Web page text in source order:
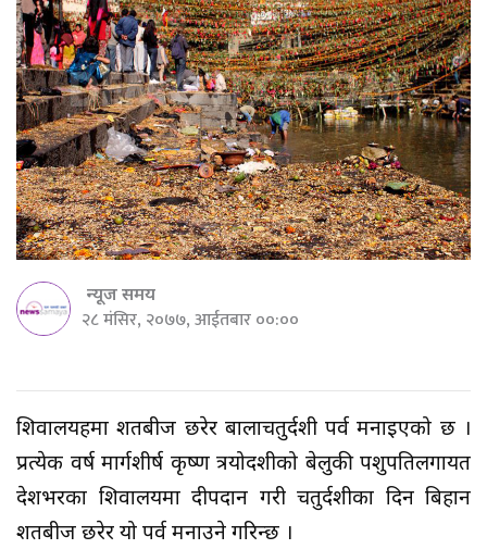
न्यूज समय
२८ मंसिर, २०७७, आईतबार ००:००
शिवालयहरुमा शतबीज छरेर बालाचतुर्दशी पर्व मनाइएको छ ।
प्रत्येक वर्ष मार्गशीर्ष कृष्ण त्रयोदशीको बेलुकी पशुपतिलगायत
देशभरका शिवालयमा दीपदान गरी चतुर्दशीका दिन बिहान
शतबीज छरेर यो पर्व मनाउने गरिन्छ ।